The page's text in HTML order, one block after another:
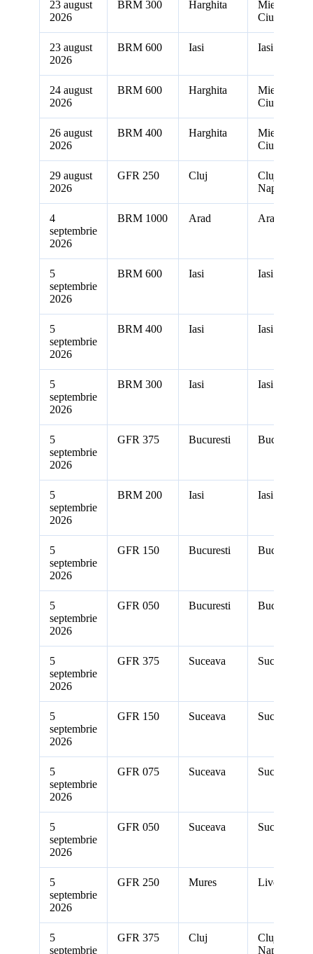
23 august
2026
BRM 300 Harghita
Miercurea
Ciuc
23 august
2026
BRM 600 Iasi Iasi
24 august
2026
BRM 600 Harghita
Miercurea
Ciuc
26 august
2026
BRM 400 Harghita
Miercurea
Ciuc
29 august
2026
GFR 250 Cluj
Cluj-
Napoca
4
septembrie
2026
BRM 1000 Arad Arad
5
septembrie
2026
BRM 600 Iasi Iasi
5
septembrie
2026
BRM 400 Iasi Iasi
5
septembrie
2026
BRM 300 Iasi Iasi
5
septembrie
2026
GFR 375 Bucuresti Bucuresti
5
septembrie
2026
BRM 200 Iasi Iasi
5
septembrie
2026
GFR 150 Bucuresti Bucuresti
5
septembrie
2026
GFR 050 Bucuresti Bucuresti
5
septembrie
2026
GFR 375 Suceava Suceava
5
septembrie
2026
GFR 150 Suceava Suceava
5
septembrie
2026
GFR 075 Suceava Suceava
5
septembrie
2026
GFR 050 Suceava Suceava
5
septembrie
2026
GFR 250 Mures Livezeni
5
septembrie
GFR 375 Cluj
Cluj-
Napoca